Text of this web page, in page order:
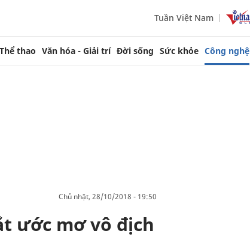
Tuần Việt Nam
Thể thao Văn hóa - Giải trí Đời sống Sức khỏe Công nghệ
chủ nhật, 28/10/2018 - 19:50
ước mơ vô địch